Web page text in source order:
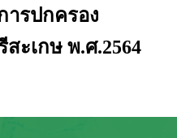
รปกครอง
ะเกษ พ.ศ.2564